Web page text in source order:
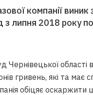
компанії
з липня 2018 року
Чернівецької області
гривень, які та має
обіцяє оскаржити